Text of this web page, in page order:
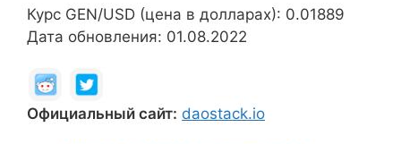
Курс GEN/USD (цена в долларах): 0.01889
Дата обновления: 01.08.2022
Официальный сайт: daostack.io